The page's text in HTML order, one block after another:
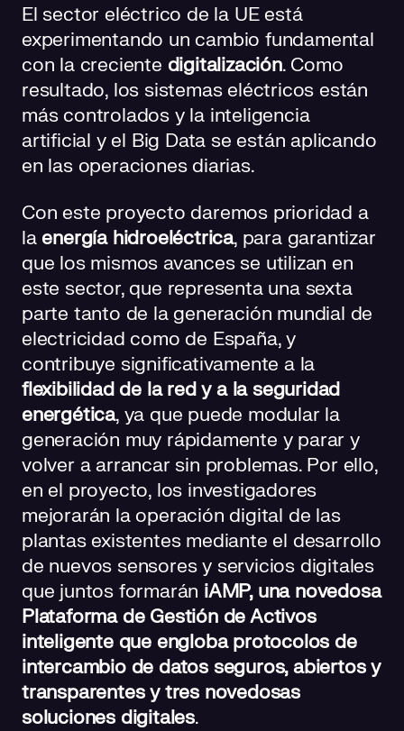
El sector eléctrico de la UE está
experimentando un cambio fundamental
con la creciente digitalización. Como
resultado, los sistemas eléctricos están
más controlados y la inteligencia
artificial y el Big Data se están aplicando
en las operaciones diarias.
Con este proyecto daremos prioridad a
la energía hidroeléctrica, para garantizar
que los mismos avances se utilizan en
este sector, que representa una sexta
parte tanto de la generación mundial de
electricidad como de España, y
contribuye significativamente a la
flexibilidad de la red y a la seguridad
energética, ya que puede modular la
generación muy rápidamente y parar y
volver a arrancar sin problemas. Por ello,
en el proyecto, los investigadores
mejorarán la operación digital de las
plantas existentes mediante el desarrollo
de nuevos sensores y servicios digitales
que juntos formarán iAMP, una novedosa
Plataforma de Gestión de Activos
inteligente que engloba protocolos de
intercambio de datos seguros, abiertos y
transparentes y tres novedosas
soluciones digitales.